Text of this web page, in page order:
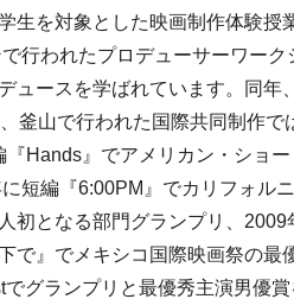
生を対象とした映画制作体験授
行われたプロデューサーワー
ュースを学ばれています。同年
釜山で行われた国際共同制作
Hands』でアメリカン・ショ
短編『6:00PM』でカリフォル
初となる部門グランプリ、
で』でメキシコ国際映画祭の最
グランプリと最優秀主演男優